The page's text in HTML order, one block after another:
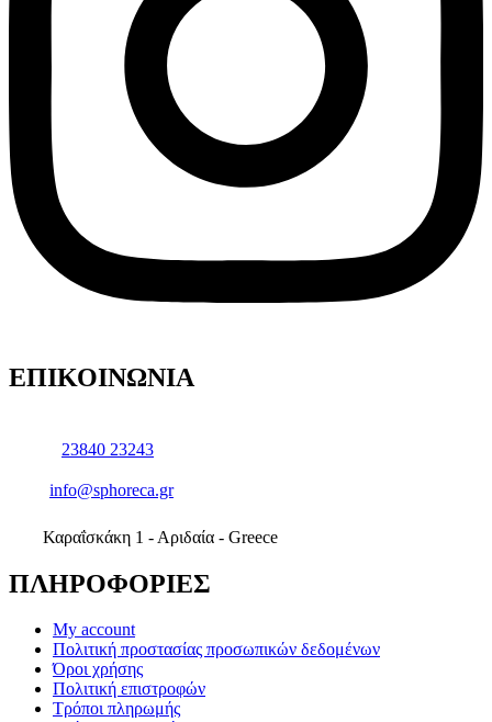
ΕΠΙΚΟΙΝΩΝΙΑ
23840 23243
info@sphoreca.gr
Καραΐσκάκη 1 - Αριδαία - Greece
ΠΛΗΡΟΦΟΡΙΕΣ
My account
Πολιτική προστασίας προσωπικών δεδομένων
Όροι χρήσης
Πολιτική επιστροφών
Τρόποι πληρωμής